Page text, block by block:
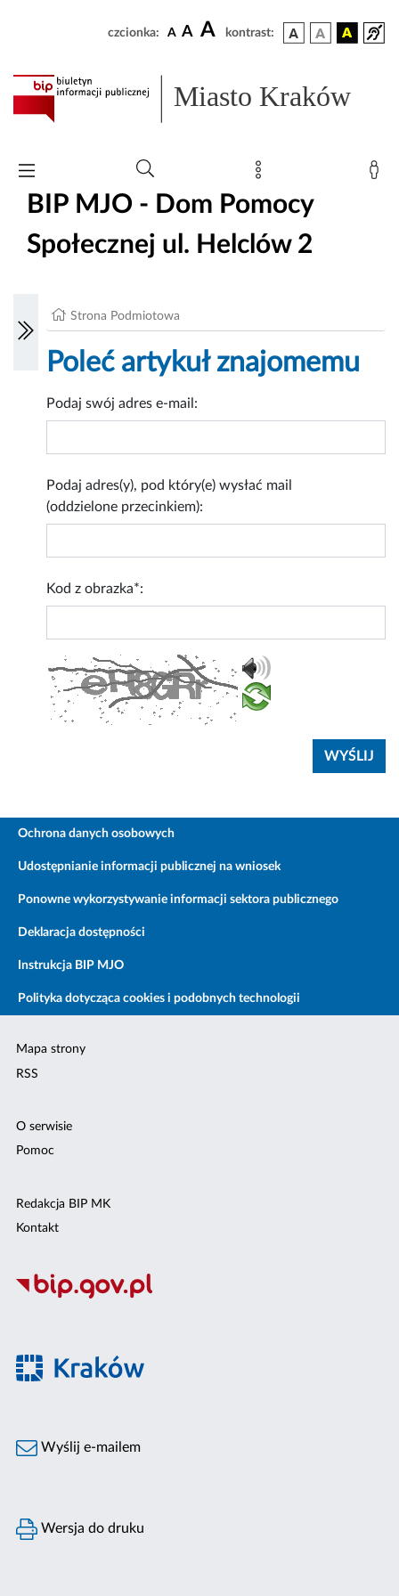
czcionka: A A A kontrast:
Miasto Kraków
BIP MJO - Dom Pomocy
Społecznej ul. Helclów 2
Strona Podmiotowa
Poleć artykuł znajomemu
Podaj swój adres e-mail:
Podaj adres(y), pod który(e) wysłać mail
(oddzielone przecinkiem):
Kod z obrazka*:
Ochrona danych osobowych
Udostępnianie informacji publicznej na wniosek
Ponowne wykorzystywanie informacji sektora publicznego
Deklaracja dostępności
Instrukcja BIP MJO
Polityka dotycząca cookies i podobnych technologii
Mapa strony
RSS
O serwisie
Pomoc
Redakcja BIP MK
Kontakt
Wyślij e-mailem
Wersja do druku